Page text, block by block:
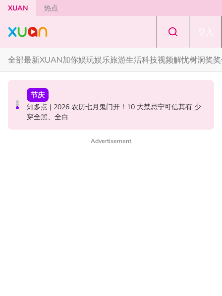
Skip to main content
XUAN 热点
登入
全部最新XUAN加你娱玩娱乐旅游生活科技视频解忧树洞奖
国际星闻
YG大楼遭女粉持高尔夫球杆猛砸！BLACKPINK 10周年最
新进展曝光！
中港台新
Jaclyn Victor现身《歌手2026》现场！遭粉丝野生捕获要
求合照！
节庆
知多点 | 2026 农历七月鬼门开！10 大禁忌宁可信其有 少
穿全黑、全白
Advertisement